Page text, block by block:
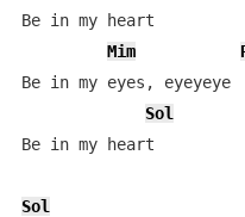
Be in my heart
Mim
Be in my eyes, eyeyeye
Sol
Be in my heart
Sol